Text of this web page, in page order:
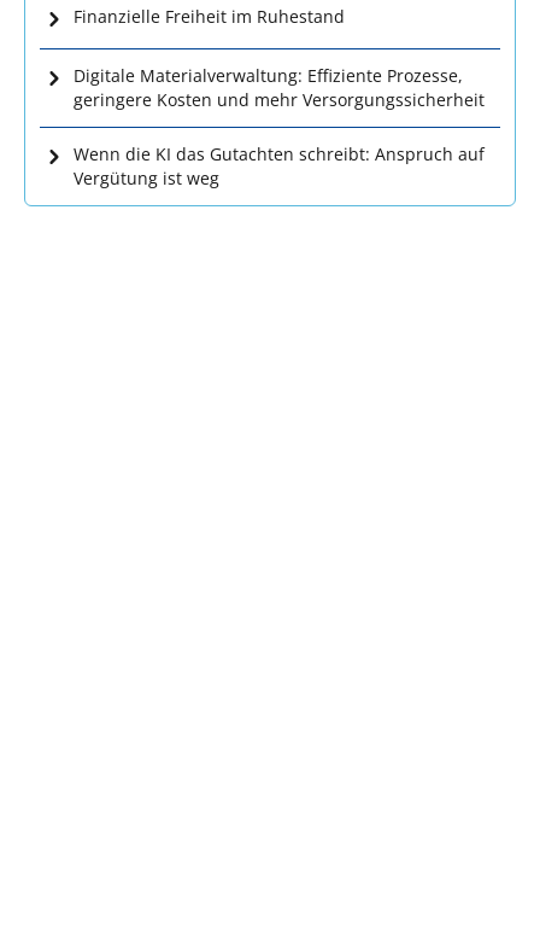
Finanzielle Freiheit im Ruhestand
Digitale Materialverwaltung: Effiziente Prozesse,
geringere Kosten und mehr Versorgungssicherheit
Wenn die KI das Gutachten schreibt: Anspruch auf
Vergütung ist weg